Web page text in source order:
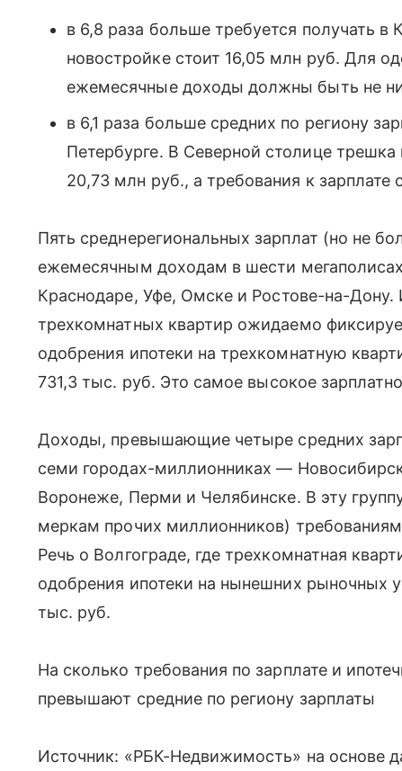
в 6,8 раза больше требуется получать в
новостройке стоит 16,05 млн руб. Для
ежемесячные доходы должны быть не
в 6,1 раза больше средних по региону
Петербурге. В Северной столице
20,73 млн руб., а требования к
Пять среднерегиональных зарплат (но не
ежемесячным доходам в шести
Краснодаре, Уфе, Омске и Ростове-на-
трехкомнатных квартир ожидаемо
одобрения ипотеки на трехкомнатную
731,3 тыс. руб. Это самое высокое
Доходы, превышающие четыре средних
семи городах-миллионниках —
Воронеже, Перми и Челябинске. В эту
меркам прочих миллионников)
Речь о Волгограде, где трехкомнатная
одобрения ипотеки на нынешних рыночных
тыс. руб.
На сколько требования по зарплате и
превышают средние по региону зарплаты
Источник: «РБК-Недвижимость» на основе